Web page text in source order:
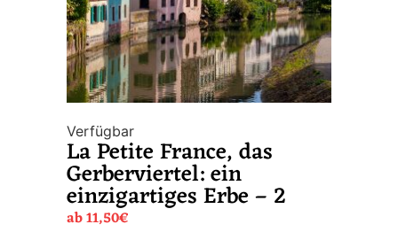
Verfügbar
La Petite France, das
Gerberviertel: ein
einzigartiges Erbe – 2
ab11,50€